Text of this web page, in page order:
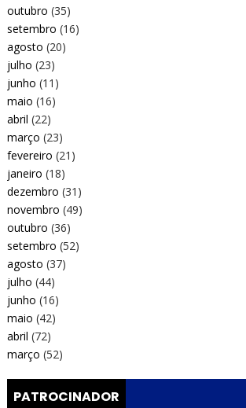
outubro (35)
setembro (16)
agosto (20)
julho (23)
junho (11)
maio (16)
abril (22)
março (23)
fevereiro (21)
janeiro (18)
dezembro (31)
novembro (49)
outubro (36)
setembro (52)
agosto (37)
julho (44)
junho (16)
maio (42)
abril (72)
março (52)
PATROCINADOR